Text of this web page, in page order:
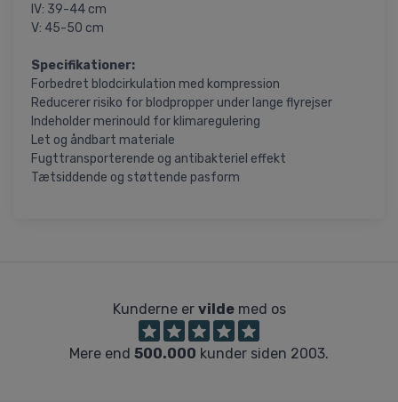
IV: 39-44 cm
V: 45-50 cm
Specifikationer:
Forbedret blodcirkulation med kompression
Reducerer risiko for blodpropper under lange flyrejser
Indeholder merinould for klimaregulering
Let og åndbart materiale
Fugttransporterende og antibakteriel effekt
Tætsiddende og støttende pasform
Kunderne er vildemed os
Mere end 500.000 kunder siden 2003.